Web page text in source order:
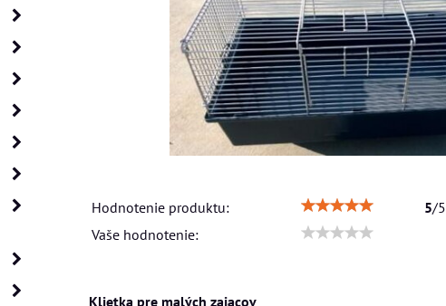
Hodnotenie produktu: 5/5
Vaše hodnotenie:
Klietka pre malých zajacov